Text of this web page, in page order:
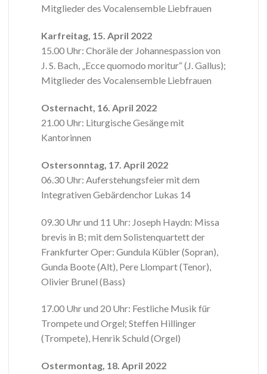
Mitglieder des Vocalensemble Liebfrauen
Karfreitag, 15. April 2022
15.00 Uhr: Choräle der Johannespassion von
J. S. Bach, „Ecce quomodo moritur“ (J. Gallus);
Mitglieder des Vocalensemble Liebfrauen
Osternacht, 16. April 2022
21.00 Uhr: Liturgische Gesänge mit
Kantorinnen
Ostersonntag, 17. April 2022
06.30 Uhr: Auferstehungsfeier mit dem
Integrativen Gebärdenchor Lukas 14
09.30 Uhr und 11 Uhr: Joseph Haydn: Missa
brevis in B; mit dem Solistenquartett der
Frankfurter Oper: Gundula Kübler (Sopran),
Gunda Boote (Alt), Pere Llompart (Tenor),
Olivier Brunel (Bass)
17.00 Uhr und 20 Uhr: Festliche Musik für
Trompete und Orgel; Steffen Hillinger
(Trompete), Henrik Schuld (Orgel)
Ostermontag, 18. April 2022